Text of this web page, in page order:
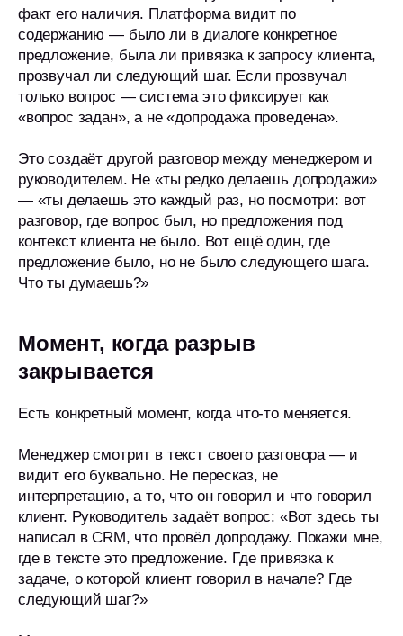
факт его наличия. Платформа видит по
содержанию — было ли в диалоге конкретное
предложение, была ли привязка к запросу клиента,
прозвучал ли следующий шаг. Если прозвучал
только вопрос — система это фиксирует как
«вопрос задан», а не «допродажа проведена».
Это создаёт другой разговор между менеджером и
руководителем. Не «ты редко делаешь допродажи»
— «ты делаешь это каждый раз, но посмотри: вот
разговор, где вопрос был, но предложения под
контекст клиента не было. Вот ещё один, где
предложение было, но не было следующего шага.
Что ты думаешь?»
Момент, когда разрыв
закрывается
Есть конкретный момент, когда что-то меняется.
Менеджер смотрит в текст своего разговора — и
видит его буквально. Не пересказ, не
интерпретацию, а то, что он говорил и что говорил
клиент. Руководитель задаёт вопрос: «Вот здесь ты
написал в CRM, что провёл допродажу. Покажи мне,
где в тексте это предложение. Где привязка к
задаче, о которой клиент говорил в начале? Где
следующий шаг?»